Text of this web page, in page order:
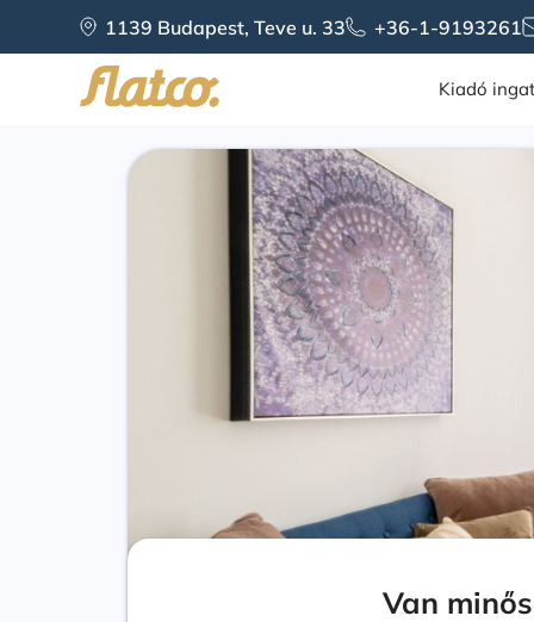
1139 Budapest, Teve u. 33 +36-1-9193261
Kiadó
Van